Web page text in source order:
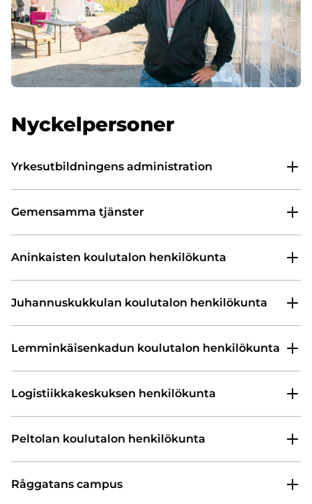
Nyckelpersoner
Yrkesutbildningens administration
Gemensamma tjänster
Aninkaisten koulutalon henkilökunta
Juhannuskukkulan koulutalon henkilökunta
Lemminkäisenkadun koulutalon henkilökunta
Logistiikkakeskuksen henkilökunta
Peltolan koulutalon henkilökunta
Råggatans campus